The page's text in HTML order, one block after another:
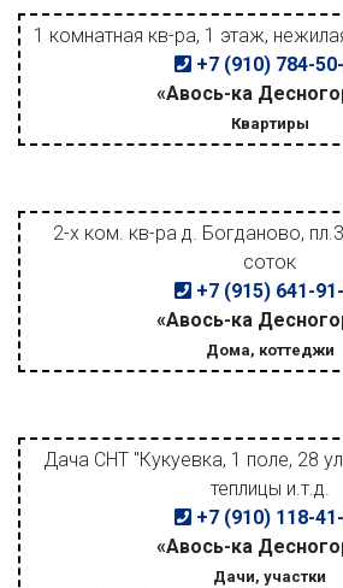
1 комнатная кв-ра, 1 этаж,
+7 (910) 784-
«Авось-ка
Квартиры
2-х ком. кв-ра д. Богданово,
соток
+7 (915) 641-
«Авось-ка
Дома, коттеджи
Дача СНТ "Кукуевка, 1 поле, 28
теплицы и.т.д.
+7 (910) 118-
«Авось-ка
Дачи, участки